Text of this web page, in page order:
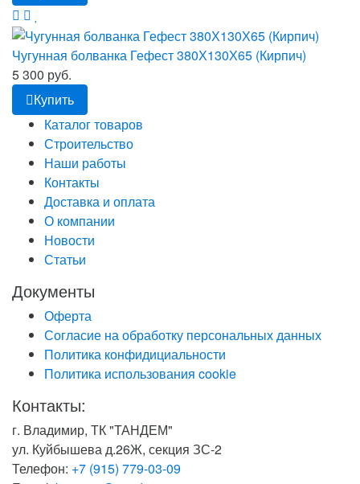
Чугунная болванка Гефест 380Х130Х65 (Кирпич)
5 300 руб.
Купить
Каталог товаров
Строительство
Наши работы
Контакты
Доставка и оплата
О компании
Новости
Статьи
Документы
Оферта
Согласие на обработку персональных данных
Политика конфидициальности
Политика использования cookie
Контакты:
г. Владимир, ТК "ТАНДЕМ"
ул. Куйбышева д.26Ж, секция ЗС-2
Телефон: +7 (915) 779-03-09